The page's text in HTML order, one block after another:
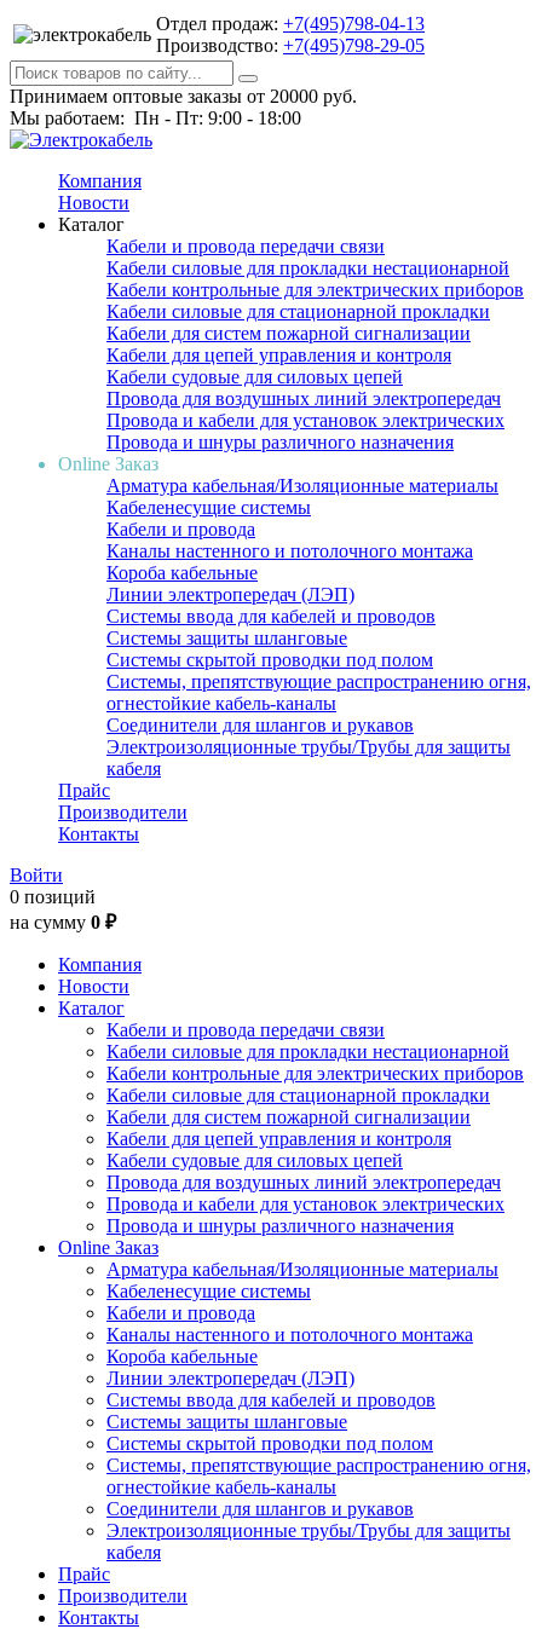
Отдел продаж: +7(495)798-04-13
Производство: +7(495)798-29-05
Принимаем оптовые заказы от 20000 руб.
Мы работаем: Пн - Пт: 9:00 - 18:00
Компания
Новости
Каталог
Кабели и провода передачи связи
Кабели силовые для прокладки нестационарной
Кабели контрольные для электрических приборов
Кабели силовые для стационарной прокладки
Кабели для систем пожарной сигнализации
Кабели для цепей управления и контроля
Кабели судовые для силовых цепей
Провода для воздушных линий электропередач
Провода и кабели для установок электрических
Провода и шнуры различного назначения
Online Заказ
Арматура кабельная/Изоляционные материалы
Кабеленесущие системы
Кабели и провода
Каналы настенного и потолочного монтажа
Короба кабельные
Линии электропередач (ЛЭП)
Системы ввода для кабелей и проводов
Системы защиты шланговые
Системы скрытой проводки под полом
Системы, препятствующие распространению огня,
огнестойкие кабель-каналы
Соединители для шлангов и рукавов
Электроизоляционные трубы/Трубы для защиты
кабеля
Прайс
Производители
Контакты
Войти
0 позиций
на сумму 0 ₽
Компания
Новости
Каталог
Кабели и провода передачи связи
Кабели силовые для прокладки нестационарной
Кабели контрольные для электрических приборов
Кабели силовые для стационарной прокладки
Кабели для систем пожарной сигнализации
Кабели для цепей управления и контроля
Кабели судовые для силовых цепей
Провода для воздушных линий электропередач
Провода и кабели для установок электрических
Провода и шнуры различного назначения
Online Заказ
Арматура кабельная/Изоляционные материалы
Кабеленесущие системы
Кабели и провода
Каналы настенного и потолочного монтажа
Короба кабельные
Линии электропередач (ЛЭП)
Системы ввода для кабелей и проводов
Системы защиты шланговые
Системы скрытой проводки под полом
Системы, препятствующие распространению огня,
огнестойкие кабель-каналы
Соединители для шлангов и рукавов
Электроизоляционные трубы/Трубы для защиты
кабеля
Прайс
Производители
Контакты